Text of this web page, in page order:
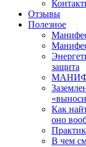
Отзывы
Полезное
защита
Как
оно
В чем